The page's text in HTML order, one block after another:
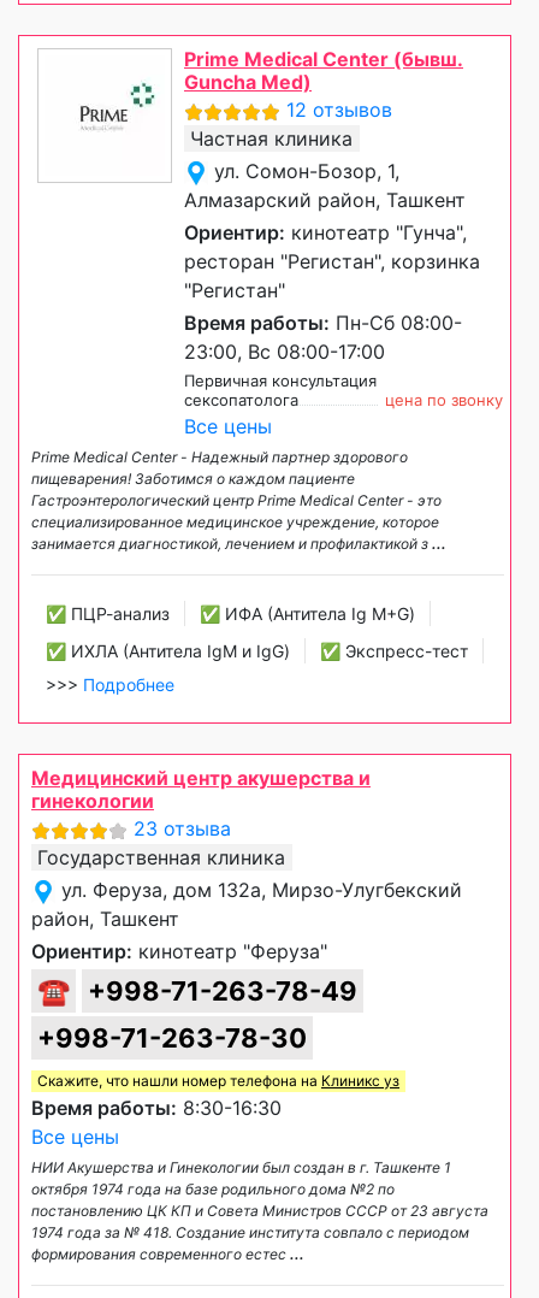
Prime Medical Center (бывш.
Guncha Med)
12 отзывов
Частная клиника
ул. Сомон-Бозор, 1,
Алмазарский район, Ташкент
Ориентир: кинотеатр "Гунча",
ресторан "Регистан", корзинка
"Регистан"
Время работы: Пн-Сб 08:00-
23:00, Вс 08:00-17:00
Первичная консультация
сексопатолога
цена по звонку
Все цены
Prime Medical Center - Надежный партнер здорового
пищеварения! Заботимся о каждом пациенте
Гастроэнтерологический центр Prime Medical Center - это
специализированное медицинское учреждение, которое
занимается диагностикой, лечением и профилактикой з ...
✅ ПЦР-анализ
✅ ИФА (Антитела Ig М+G)
✅ ИХЛА (Антитела IgM и IgG)
✅ Экспресс-тест
>>> Подробнее
Медицинский центр акушерства и
гинекологии
23 отзыва
Государственная клиника
ул. Феруза, дом 132а, Мирзо-Улугбекский
район, Ташкент
Ориентир: кинотеатр "Феруза"
☎
+998-71-263-78-49
+998-71-263-78-30
Скажите, что нашли номер телефона на Клиникс уз
Время работы: 8:30-16:30
Все цены
НИИ Акушерства и Гинекологии был создан в г. Ташкенте 1
октября 1974 года на базе родильного дома №2 по
постановлению ЦК КП и Совета Министров СССР от 23 августа
1974 года за № 418. Создание института совпало с периодом
формирования современного естес ...